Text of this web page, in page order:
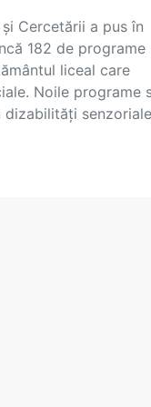
Cercetării a pus în
182 de programe
liceal care
Noile programe
dizabilități